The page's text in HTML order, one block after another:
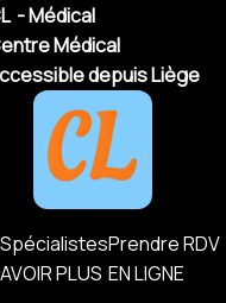
- Médical
Médical
depuis Liège
PLUS
Prendre RDV
EN LIGNE